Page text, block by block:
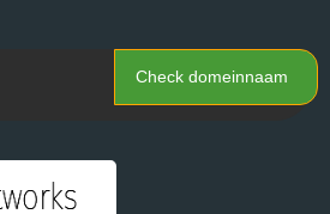
Check domeinnaam